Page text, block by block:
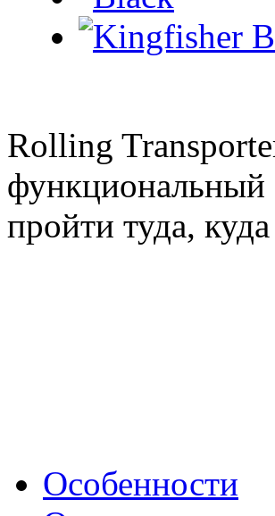
Rolling
функциональный
пройти туда,
Особенности